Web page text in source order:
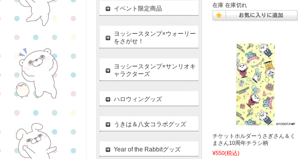
在庫 在庫切れ
チケットホルダーうさぎさん＆く
まさん10周年チラシ柄
¥550(税込)
イベント限定商品
ヨッシースタンプ×ウォーリー
をさがせ！
ヨッシースタンプ×サンリオキ
ャラクターズ
ハロウィングッズ
うきは＆八女コラボグッズ
Year of the Rabbitグッズ